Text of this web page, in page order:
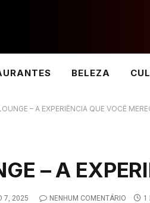
BELEZA
– A EXPERIÊNCIA QUE VOCÊ
– A
7, 2025 NENHUM COMENTÁRIO 1